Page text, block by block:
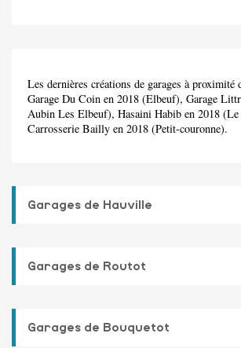
Les dernières créations de garages à proximité
Garage Du Coin en 2018 (Elbeuf), Garage
Aubin Les Elbeuf), Hasaini Habib en 2018
Carrosserie Bailly en 2018 (Petit-couronne).
Garages de Hauville
Garages de Routot
Garages de Bouquetot